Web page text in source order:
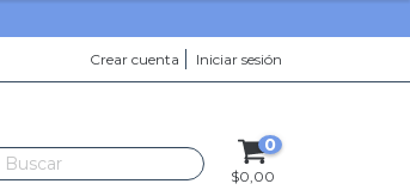
Crear cuenta Iniciar sesión
0
$0,00